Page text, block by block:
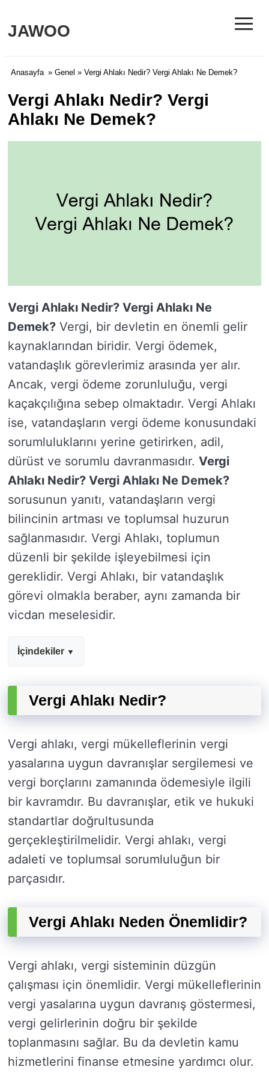
JAWOO ≡
Anasayfa » Genel » Vergi Ahlakı Nedir? Vergi Ahlakı Ne Demek?
Vergi Ahlakı Nedir? Vergi
Ahlakı Ne Demek?
Vergi Ahlakı Nedir? Vergi Ahlakı Ne
Demek? Vergi, bir devletin en önemli gelir
kaynaklarından biridir. Vergi ödemek,
vatandaşlık görevlerimiz arasında yer alır.
Ancak, vergi ödeme zorunluluğu, vergi
kaçakçılığına sebep olmaktadır. Vergi Ahlakı
ise, vatandaşların vergi ödeme konusundaki
sorumluluklarını yerine getirirken, adil,
dürüst ve sorumlu davranmasıdır. Vergi
Ahlakı Nedir? Vergi Ahlakı Ne Demek?
sorusunun yanıtı, vatandaşların vergi
bilincinin artması ve toplumsal huzurun
sağlanmasıdır. Vergi Ahlakı, toplumun
düzenli bir şekilde işleyebilmesi için
gereklidir. Vergi Ahlakı, bir vatandaşlık
görevi olmakla beraber, aynı zamanda bir
vicdan meselesidir.
İçindekiler
Vergi Ahlakı Nedir?
Vergi ahlakı, vergi mükelleflerinin vergi
yasalarına uygun davranışlar sergilemesi ve
vergi borçlarını zamanında ödemesiyle ilgili
bir kavramdır. Bu davranışlar, etik ve hukuki
standartlar doğrultusunda
gerçekleştirilmelidir. Vergi ahlakı, vergi
adaleti ve toplumsal sorumluluğun bir
parçasıdır.
Vergi Ahlakı Neden Önemlidir?
Vergi ahlakı, vergi sisteminin düzgün
çalışması için önemlidir. Vergi mükelleflerinin
vergi yasalarına uygun davranış göstermesi,
vergi gelirlerinin doğru bir şekilde
toplanmasını sağlar. Bu da devletin kamu
hizmetlerini finanse etmesine yardımcı olur.